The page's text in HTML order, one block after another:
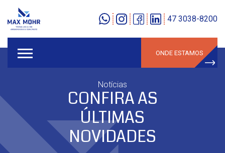
47 3038-8200
ONDE ESTAMOS
Notícias
CONFIRA AS
ÚLTIMAS
NOVIDADES